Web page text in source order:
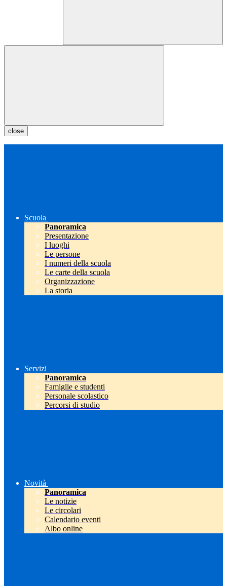
close
Scuola
Panoramica
Presentazione
I luoghi
Le persone
I numeri della scuola
Le carte della scuola
Organizzazione
La storia
Servizi
Panoramica
Famiglie e studenti
Personale scolastico
Percorsi di studio
Novità
Panoramica
Le notizie
Le circolari
Calendario eventi
Albo online